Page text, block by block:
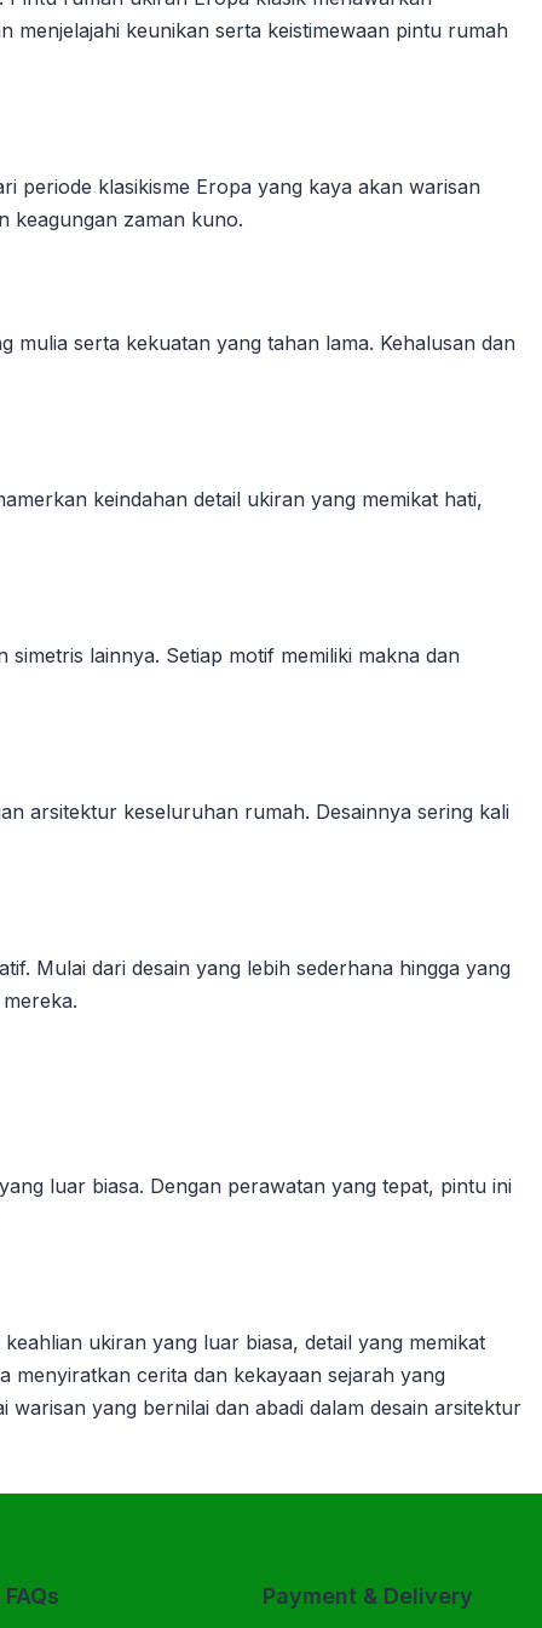
menjelajahi keunikan serta keistimewaan pintu rumah
periode klasikisme Eropa yang kaya akan warisan
keagungan zaman kuno.
mulia serta kekuatan yang tahan lama. Kehalusan dan
keindahan detail ukiran yang memikat hati,
lainnya. Setiap motif memiliki makna dan
arsitektur keseluruhan rumah. Desainnya sering kali
Mulai dari desain yang lebih sederhana hingga yang
luar biasa. Dengan perawatan yang tepat, pintu ini
ukiran yang luar biasa, detail yang memikat
menyiratkan cerita dan kekayaan sejarah yang
yang bernilai dan abadi dalam desain arsitektur
Payment & Delivery